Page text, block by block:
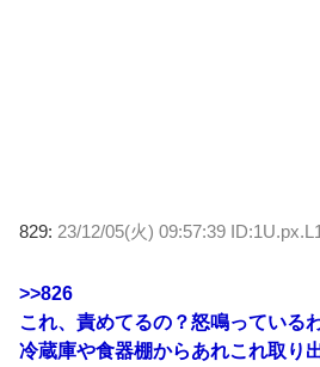
829: 23/12/05(火) 09:57:39 ID:1U.px.L1
>>826
これ、責めてるの？怒鳴っている
冷蔵庫や食器棚からあれこれ取り